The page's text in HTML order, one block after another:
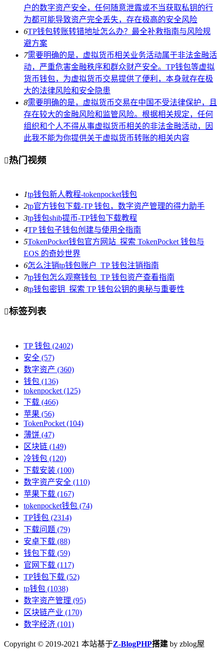
户的数字资产安全，任何随意泄露或不当获取私钥的行
为都可能导致资产完全丢失，存在极高的安全风险
6TP钱包转账转错地址怎么办？最全补救指南与风险规
避方案
7需要明确的是，虚拟货币相关业务活动属于非法金融活
动，严重危害金融秩序和群众财产安全。TP钱包等虚拟
货币钱包，为虚拟货币交易提供了便利，本身就存在极
大的法律风险和安全隐患
8需要明确的是，虚拟货币交易在中国不受法律保护，且
存在较大的金融风险和监管风险。根据相关规定，任何
组织和个人不得从事虚拟货币相关的非法金融活动，因
此我不能为你提供关于虚拟货币转账的相关内容
热门视频
1tp钱包新人教程-tokenpocket钱包
2tp官方钱包下载-TP 钱包，数字资产管理的得力助手
3tp钱包shib提币-TP钱包下载教程
4TP 钱包子钱包创建与使用全指南
5TokenPocket钱包官方网站_探索 TokenPocket 钱包与
EOS 的奇妙世界
6怎么注销tp钱包账户_TP 钱包注销指南
7tp钱包怎么观察钱包_TP 钱包资产查看指南
8tp钱包密钥_探索 TP 钱包公钥的奥秘与重要性
标签列表
TP 钱包 (2402)
安全 (57)
数字资产 (360)
钱包 (136)
tokenpocket (125)
下载 (466)
苹果 (56)
TokenPocket (104)
薄饼 (47)
区块链 (149)
冷钱包 (120)
下载安装 (100)
数字资产安全 (110)
苹果下载 (167)
tokenpocket钱包 (74)
TP钱包 (2314)
下载问题 (79)
安卓下载 (88)
钱包下载 (59)
官网下载 (117)
TP钱包下载 (52)
tp钱包 (1038)
数字资产管理 (95)
区块链产业 (170)
数字经济 (101)
Copyright © 2019-2021 本站基于Z-BlogPHP搭建 by zblog屋